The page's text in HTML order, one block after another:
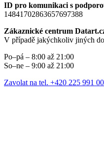
ID pro komunikaci s
14841702863657697388
Zákaznické centrum
V případě jakýchkoliv jiných
Po–pá – 8:00 až 21:00
So–ne – 9:00 až 21:00
Zavolat na tel. +420 225 991